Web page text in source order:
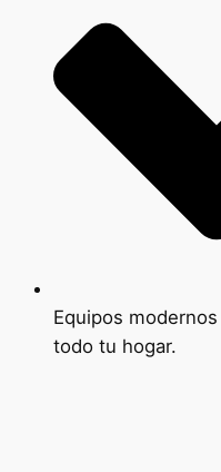
Equipos
todo tu hogar.